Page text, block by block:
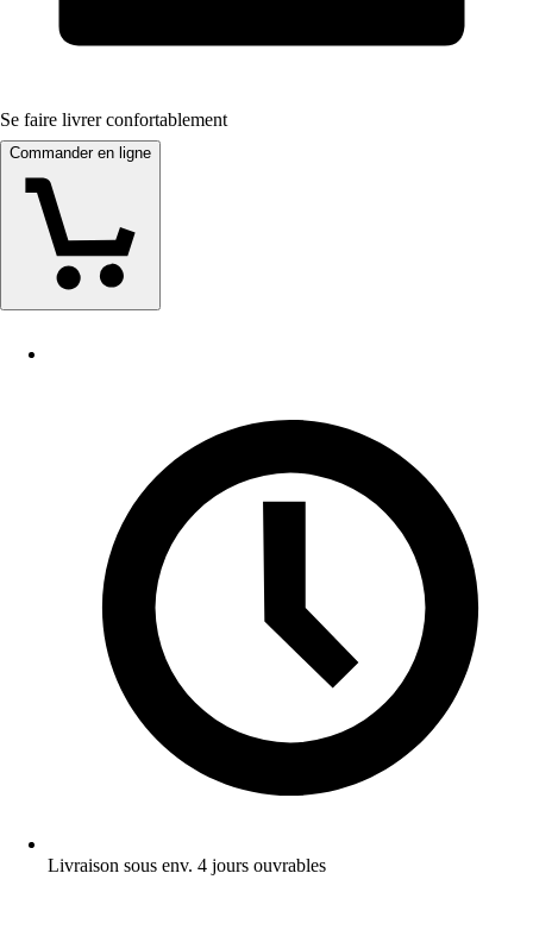
Se faire livrer confortablement
Commander en ligne
Livraison sous env. 4 jours ouvrables